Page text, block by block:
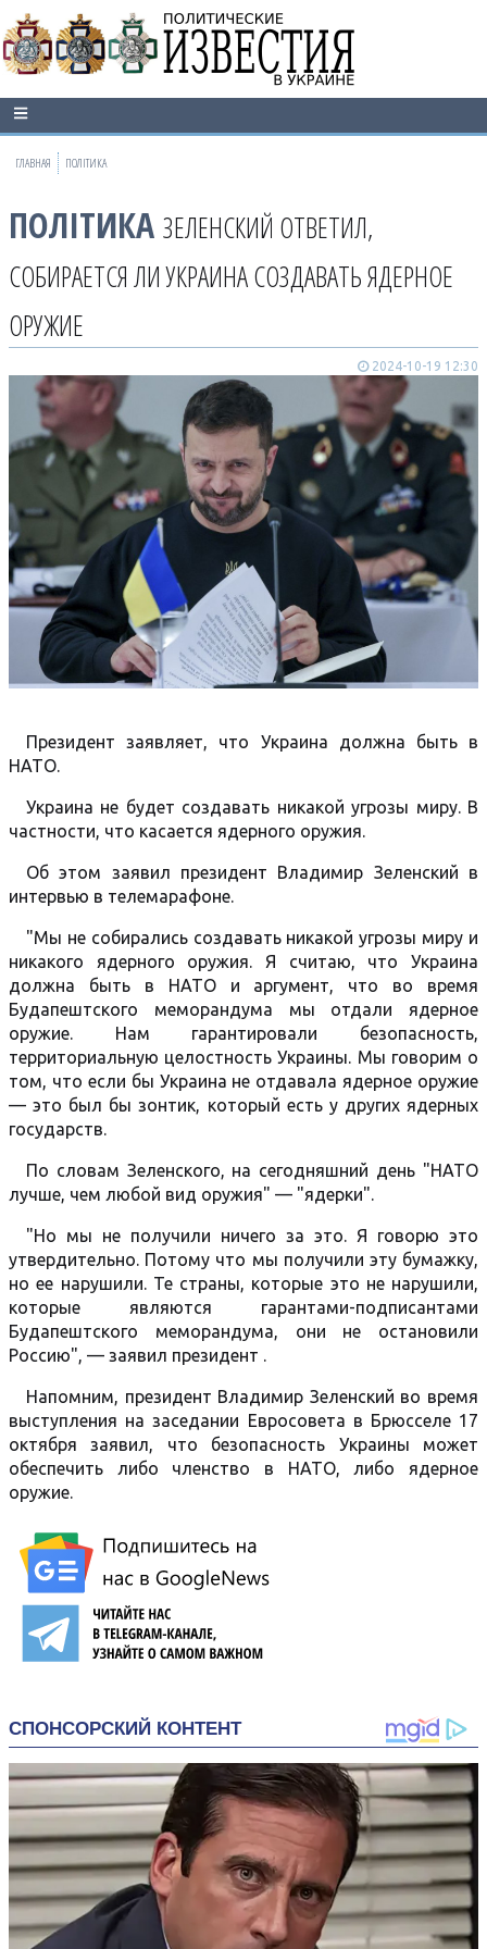
ГЛАВНАЯ ПОЛІТИКА
ПОЛІТИКА ЗЕЛЕНСКИЙ ОТВЕТИЛ,
СОБИРАЕТСЯ ЛИ УКРАИНА СОЗДАВАТЬ ЯДЕРНОЕ
ОРУЖИЕ
2024-10-19 12:30
Президент заявляет, что Украина должна быть в
НАТО.
Украина не будет создавать никакой угрозы миру. В
частности, что касается ядерного оружия.
Об этом заявил президент Владимир Зеленский в
интервью в телемарафоне.
"Мы не собирались создавать никакой угрозы миру и
никакого ядерного оружия. Я считаю, что Украина
должна быть в НАТО и аргумент, что во время
Будапештского меморандума мы отдали ядерное
оружие. Нам гарантировали безопасность,
территориальную целостность Украины. Мы говорим о
том, что если бы Украина не отдавала ядерное оружие
— это был бы зонтик, который есть у других ядерных
государств.
По словам Зеленского, на сегодняшний день "НАТО
лучше, чем любой вид оружия" — "ядерки".
"Но мы не получили ничего за это. Я говорю это
утвердительно. Потому что мы получили эту бумажку,
но ее нарушили. Те страны, которые это не нарушили,
которые являются гарантами-подписантами
Будапештского меморандума, они не остановили
Россию", — заявил президент .
Напомним, президент Владимир Зеленский во время
выступления на заседании Евросовета в Брюсселе 17
октября заявил, что безопасность Украины может
обеспечить либо членство в НАТО, либо ядерное
оружие.